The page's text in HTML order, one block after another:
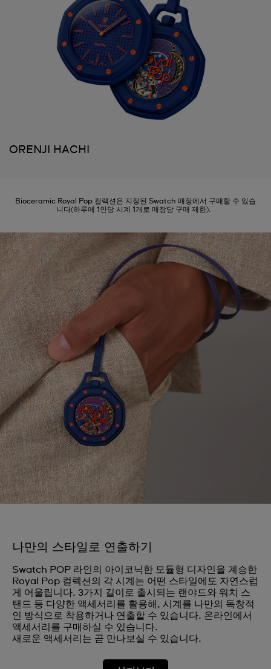
ORENJI HACHI
Bioceramic Royal Pop 컬렉션은 지정된 Swatch 매장에서 구매할 수 있습
니다(하루에 1인당 시계 1개로 매장당 구매 제한).
나만의 스타일로 연출하기
Swatch POP 라인의 아이코닉한 모듈형 디자인을 계승한
Royal Pop 컬렉션의 각 시계는 어떤 스타일에도 자연스럽
게 어울립니다. 3가지 길이로 출시되는 랜야드와 워치 스
탠드 등 다양한 액세서리를 활용해, 시계를 나만의 독창적
인 방식으로 착용하거나 연출할 수 있습니다. 온라인에서
액세서리를 구매하실 수 있습니다.
새로운 액세서리는 곧 만나보실 수 있습니다.